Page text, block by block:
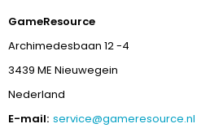
GameResource
Archimedesbaan 12 -4
3439 ME Nieuwegein
Nederland
E-mail: service@gameresource.nl